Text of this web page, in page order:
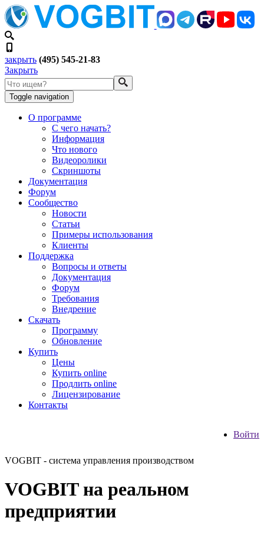
закрыть (495) 545-21-83
Закрыть
Toggle navigation
О программе
С чего начать?
Информация
Что нового
Видеоролики
Скриншоты
Документация
Форум
Сообщество
Новости
Статьи
Примеры использования
Клиенты
Поддержка
Вопросы и ответы
Документация
Форум
Требования
Внедрение
Скачать
Программу
Обновление
Купить
Цены
Купить online
Продлить online
Лицензирование
Контакты
Войти
VOGBIT - система управления производством
VOGBIT на реальном
предприятии